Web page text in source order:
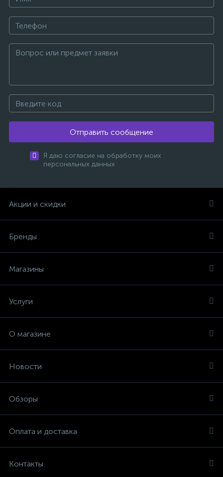
Отправить сообщение
Я даю согласие на обработку моих
персональных данных
Акции и скидки
Бренды
Магазины
Услуги
О магазине
Новости
Обзоры
Оплата и доставка
Контакты